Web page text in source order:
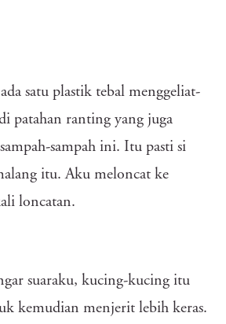
satu plastik tebal menggeliat-
patahan ranting yang juga
sampah ini. Itu pasti si
itu. Aku meloncat ke
loncatan.
suaraku, kucing-kucing itu
kemudian menjerit lebih keras.